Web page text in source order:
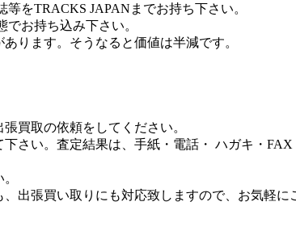
をTRACKS JAPANまでお持ち下さい。
お持ち込み下さい。
ります。そうなると価値は半減です。
買取の依頼をしてください。
さい。査定結果は、手紙・電話・ ハガキ・FAX
出張買い取りにも対応致しますので、お気軽に